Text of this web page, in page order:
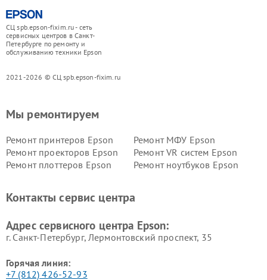
СЦ spb.epson-fixim.ru - сеть
сервисных центров в Санкт-
Петербурге по ремонту и
обслуживанию техники Epson
2021-2026 © СЦ spb.epson-fixim.ru
Мы ремонтируем
Ремонт принтеров Epson
Ремонт МФУ Epson
Ремонт проекторов Epson
Ремонт VR систем Epson
Ремонт плоттеров Epson
Ремонт ноутбуков Epson
Контакты сервис центра
Адрес сервисного центра Epson:
г. Санкт-Петербург, Лермонтовский проспект, 35
Горячая линия:
+7 (812) 426-52-93